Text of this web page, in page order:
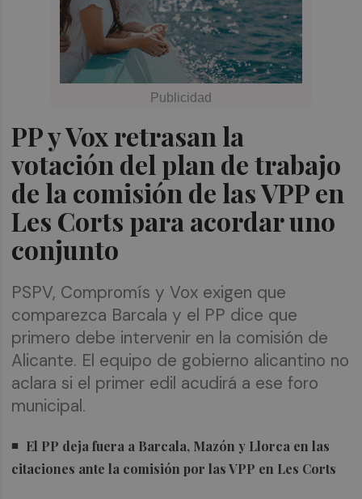
PP y Vox retrasan la
votación del plan de trabajo
de la comisión de las VPP en
Les Corts para acordar uno
conjunto
PSPV, Compromís y Vox exigen que
comparezca Barcala y el PP dice que
primero debe intervenir en la comisión de
Alicante. El equipo de gobierno alicantino no
aclara si el primer edil acudirá a ese foro
municipal.
El PP deja fuera a Barcala, Mazón y Llorca en las
citaciones ante la comisión por las VPP en Les Corts